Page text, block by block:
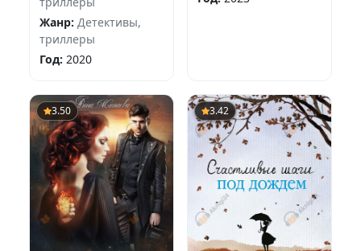
Жанр: Детективы,
триллеры
Год: 2020
3.50 3.42